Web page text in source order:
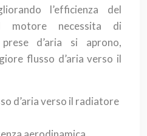
l’efficienza del
motore necessita di
d’aria si aprono,
flusso d’aria verso il
d’aria verso il radiatore